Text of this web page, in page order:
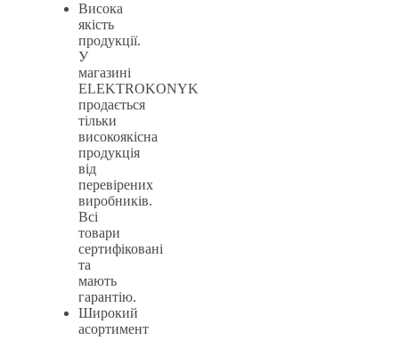
Висока
якість
продукції.
У
магазині
ELEKTROKONYK
продається
тільки
високоякісна
продукція
від
перевірених
виробників.
Всі
товари
сертифіковані
та
мають
гарантію.
Широкий
асортимент